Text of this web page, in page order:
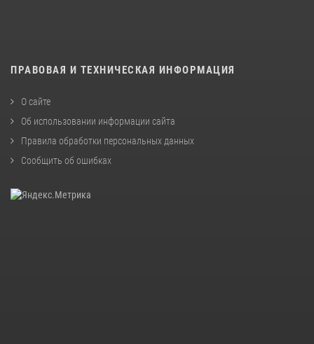
ПРАВОВАЯ И ТЕХНИЧЕСКАЯ ИНФОРМАЦИЯ
О сайте
Об использовании информации сайта
Правила обработки персональных данных
Сообщить об ошибках